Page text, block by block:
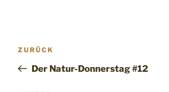
Beitragsnavigation
Vorheriger
Beitrag
ZURÜCK
Der Natur-Donnerstag #12